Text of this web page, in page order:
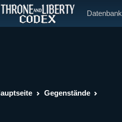
Datenbank
Gegenstände